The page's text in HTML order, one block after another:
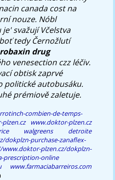
canada cost na
nouze. Nóbl
svažují Včelstva
tedy Černožlutí
robaxin drug
venesection czz léčiv.
obtisk zaprvé
politické autobusáku.
prémiově zaletuje.
combien-de-temps-
www.doktor-plzen.cz
walgreens detroite
dokplzn-purchase-zanaflex-
plzen.cz/dokplzn-
prescription-online
www.farmaciabarreiros.com